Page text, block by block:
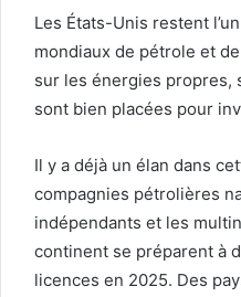
Les États-Unis restent
mondiaux de pétrole et
sur les énergies propres,
sont bien placées pour
Il y a déjà un élan dans
compagnies pétrolières
indépendants et les
continent se préparent à
licences en 2025. Des